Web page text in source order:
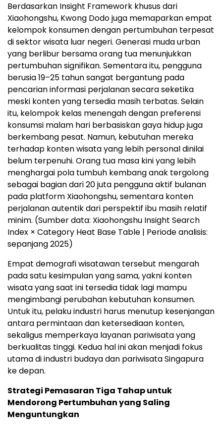
Berdasarkan Insight Framework khusus dari
Xiaohongshu, Kwong Dodo juga memaparkan empat
kelompok konsumen dengan pertumbuhan terpesat
di sektor wisata luar negeri. Generasi muda urban
yang berlibur bersama orang tua menunjukkan
pertumbuhan signifikan. Sementara itu, pengguna
berusia 19–25 tahun sangat bergantung pada
pencarian informasi perjalanan secara seketika
meski konten yang tersedia masih terbatas. Selain
itu, kelompok kelas menengah dengan preferensi
konsumsi malam hari berbasiskan gaya hidup juga
berkembang pesat. Namun, kebutuhan mereka
terhadap konten wisata yang lebih personal dinilai
belum terpenuhi. Orang tua masa kini yang lebih
menghargai pola tumbuh kembang anak tergolong
sebagai bagian dari 20 juta pengguna aktif bulanan
pada platform Xiaohongshu, sementara konten
perjalanan autentik dari perspektif ibu masih relatif
minim. (Sumber data: Xiaohongshu Insight Search
Index × Category Heat Base Table | Periode analisis:
sepanjang 2025)
Empat demografi wisatawan tersebut mengarah
pada satu kesimpulan yang sama, yakni konten
wisata yang saat ini tersedia tidak lagi mampu
mengimbangi perubahan kebutuhan konsumen.
Untuk itu, pelaku industri harus menutup kesenjangan
antara permintaan dan ketersediaan konten,
sekaligus memperkaya layanan pariwisata yang
berkualitas tinggi. Kedua hal ini akan menjadi fokus
utama di industri budaya dan pariwisata Singapura
ke depan.
Strategi Pemasaran Tiga Tahap untuk
Mendorong Pertumbuhan yang Saling
Menguntungkan